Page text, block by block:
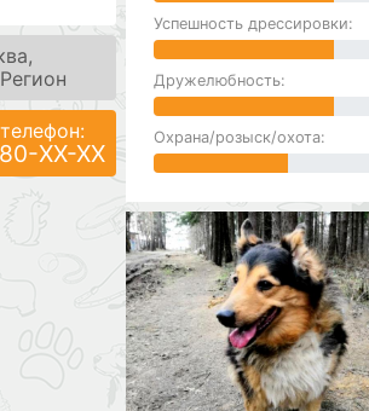
XX-XX
Успешность дрессировки:
Дружелюбность:
Охрана/розыск/охота: